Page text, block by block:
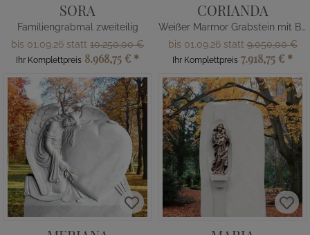
SORA
Familiengrabmal zweiteilig
bis 01.09.26 statt 10.250,00 €
Ihr Komplettpreis 8.968,75 € *
CORIANDA
Weißer Marmor Grabstein mit Blumen
bis 01.09.26 statt9.050,00 €
Ihr Komplettpreis 7.918,75 € *